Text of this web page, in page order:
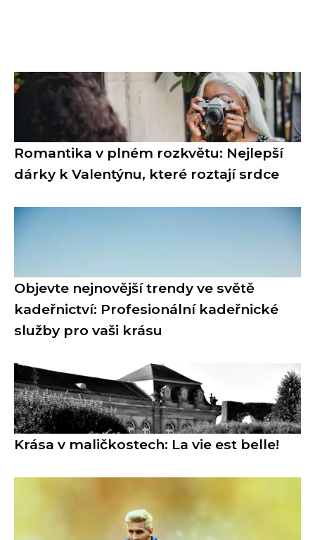
Romantika v plném rozkvětu: Nejlepší
dárky k Valentýnu, které roztají srdce
Objevte nejnovější trendy ve světě
kadeřnictví: Profesionální kadeřnické
služby pro vaši krásu
Krása v maličkostech: La vie est belle!